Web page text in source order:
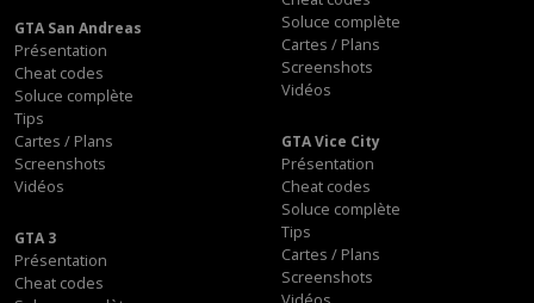
Soluce complète
Cartes / Plans
Screenshots
Vidéos
GTA San Andreas
Présentation
Cheat codes
Soluce complète
Tips
Cartes / Plans
Screenshots
Vidéos
GTA Vice City
Présentation
Cheat codes
Soluce complète
Tips
Cartes / Plans
Screenshots
GTA 3
Présentation
Cheat codes